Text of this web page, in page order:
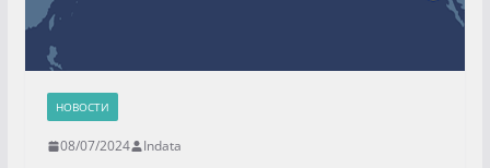
НОВОСТИ
08/07/2024 Indata